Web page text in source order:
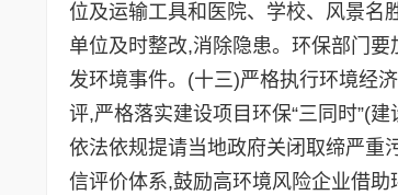
位及运输工具和医院、学校、风景名
单位及时整改,消除隐患。环保部门
发环境事件。(十三)严格执行环境经
评,严格落实建设项目环保“三同时”(
依法依规提请当地政府关闭取缔严重
信评价体系,鼓励高环境风险企业借助